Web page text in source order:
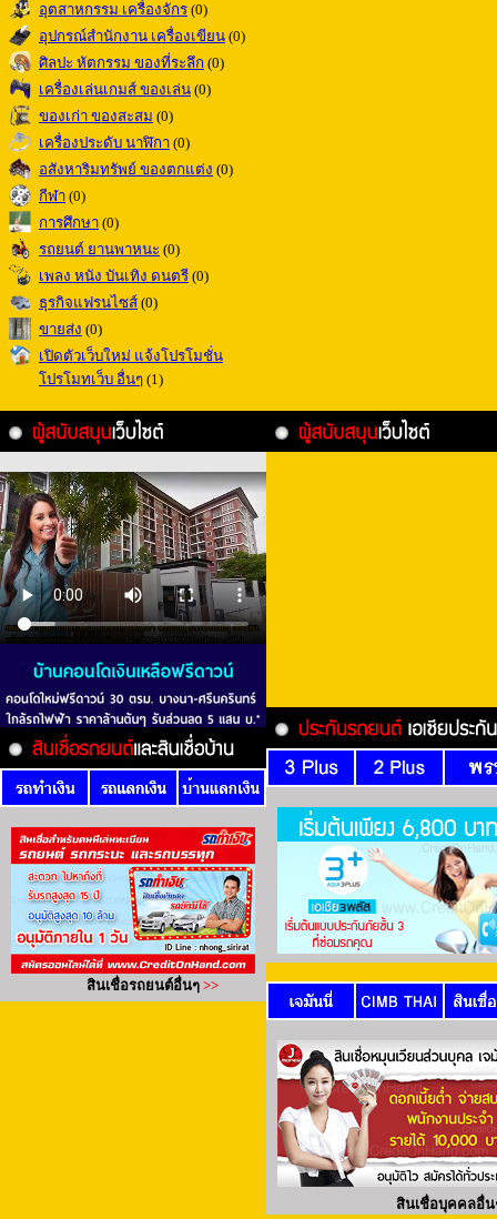
อุตสาหกรรม เครื่องจักร (0)
อุปกรณ์สำนักงาน เครื่องเขียน (0)
ศิลปะ หัตกรรม ของที่ระลึก (0)
เครื่องเล่นเกมส์ ของเล่น (0)
ของเก่า ของสะสม (0)
เครื่องประดับ นาฬิกา (0)
อสังหาริมทรัพย์ ของตกแต่ง (0)
กีฬา (0)
การศึกษา (0)
รถยนต์ ยานพาหนะ (0)
เพลง หนัง บันเทิง ดนตรี (0)
ธุรกิจแฟรนไซส์ (0)
ขายส่ง (0)
เปิดตัวเว็บใหม่ แจ้งโปรโมชั่น
โปรโมทเว็บ อื่นๆ (1)